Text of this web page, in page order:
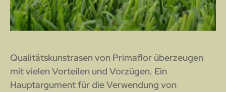
Qualitätskunstrasen von Primaflor überzeugen
mit vielen Vorteilen und Vorzügen. Ein
Hauptargument für die Verwendung von